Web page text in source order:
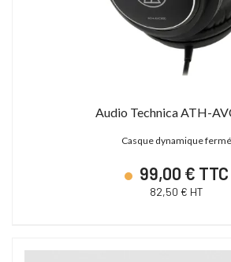
Audio Technica ATH-
Casque dynamique fermé
99,00 € TTC
82,50 € HT